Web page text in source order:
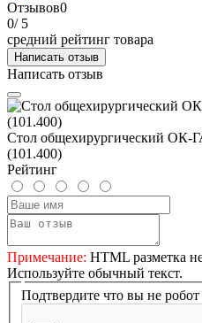
Отзывов0
0/ 5
средний рейтинг товара
Написать отзыв
Написать отзыв
Стол общехирургический
(101.400)
Рейтинг
Примечание: HTML разметка
Используйте обычный текст.
Подтвердите что вы не робот